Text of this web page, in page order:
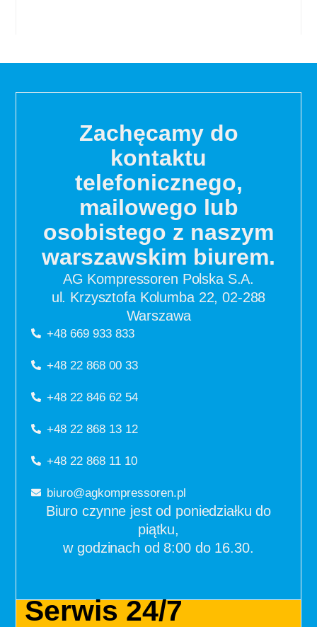
Zachęcamy do
kontaktu
telefonicznego,
mailowego lub
osobistego z naszym
warszawskim biurem.
AG Kompressoren Polska S.A.
ul. Krzysztofa Kolumba 22, 02-288
Warszawa
+48 669 933 833
+48 22 868 00 33
+48 22 846 62 54
+48 22 868 13 12
+48 22 868 11 10
biuro@agkompressoren.pl
Biuro czynne jest od poniedziałku do
piątku,
w godzinach od 8:00 do 16.30.
Serwis 24/7